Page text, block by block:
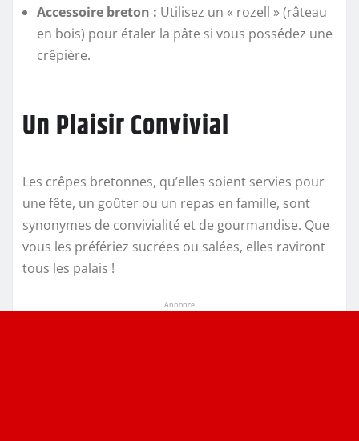
Accessoire breton : Utilisez un « rozell » (râteau
en bois) pour étaler la pâte si vous possédez une
crêpière.
Un Plaisir Convivial
Les crêpes bretonnes, qu’elles soient servies pour
une fête, un goûter ou un repas en famille, sont
synonymes de convivialité et de gourmandise. Que
vous les préfériez sucrées ou salées, elles raviront
tous les palais !
Annonce